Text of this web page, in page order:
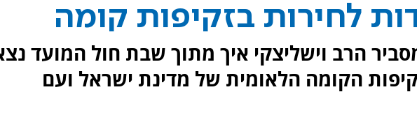
לחירות בזקיפות קומה
הרב וישליצקי איך מתוך שבת חול המועד
הקומה הלאומית של מדינת ישראל ועם